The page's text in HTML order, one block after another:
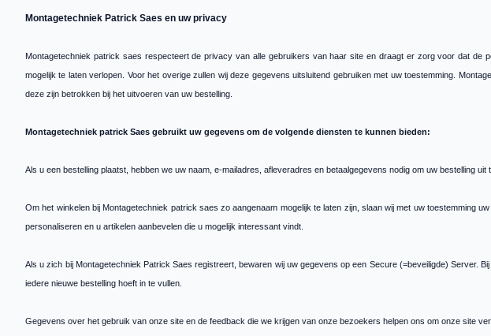
Montagetechniek Patrick Saes en uw privacy
Montagetechniek patrick saes respecteert de privacy van alle gebruikers van haar site en draagt er zorg voor dat de
mogelijk te laten verlopen. Voor het overige zullen wij deze gegevens uitsluitend gebruiken met uw toestemming.
deze zijn betrokken bij het uitvoeren van uw bestelling.
Montagetechniek patrick Saes gebruikt uw gegevens om de volgende diensten te kunnen bieden:
Als u een bestelling plaatst, hebben we uw naam, e-mailadres, afleveradres en betaalgegevens nodig om uw bestelling
Om het winkelen bij Montagetechniek patrick saes zo aangenaam mogelijk te laten zijn, slaan wij met uw toestemming
personaliseren en u artikelen aanbevelen die u mogelijk interessant vindt.
Als u zich bij Montagetechniek Patrick Saes registreert, bewaren wij uw gegevens op een Secure (=beveiligde) Server.
iedere nieuwe bestelling hoeft in te vullen.
Gegevens over het gebruik van onze site en de feedback die we krijgen van onze bezoekers helpen ons om onze site